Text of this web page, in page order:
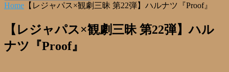
Home 【レジャパス×観劇三昧 第22弾】ハルナツ『Proof』
【レジャパス×観劇三昧 第22弾】ハル
ナツ『Proof』